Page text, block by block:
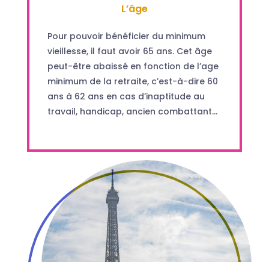
L’âge
Pour pouvoir bénéficier du minimum
vieillesse, il faut avoir 65 ans. Cet âge
peut-être abaissé en fonction de l’age
minimum de la retraite, c’est-à-dire 60
ans à 62 ans en cas d’inaptitude au
travail, handicap, ancien combattant…